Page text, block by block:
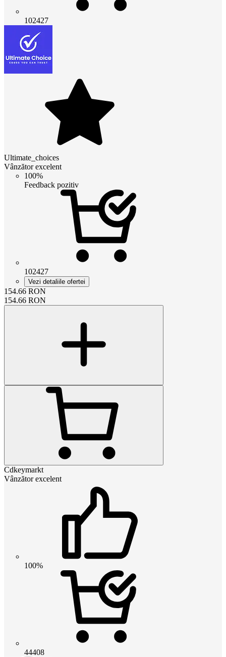
102427
Ultimate_choices
Vânzător excelent
100%
Feedback pozitiv
102427
Vezi detaliile ofertei
154.66 RON
154.66 RON
Cdkeymarkt
Vânzător excelent
100%
44408